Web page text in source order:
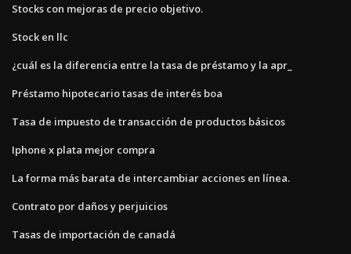
Stocks con mejoras de precio objetivo.
Stock en llc
¿cuál es la diferencia entre la tasa de préstamo y la apr_
Préstamo hipotecario tasas de interés boa
Tasa de impuesto de transacción de productos básicos
Iphone x plata mejor compra
La forma más barata de intercambiar acciones en línea.
Contrato por daños y perjuicios
Tasas de importación de canadá